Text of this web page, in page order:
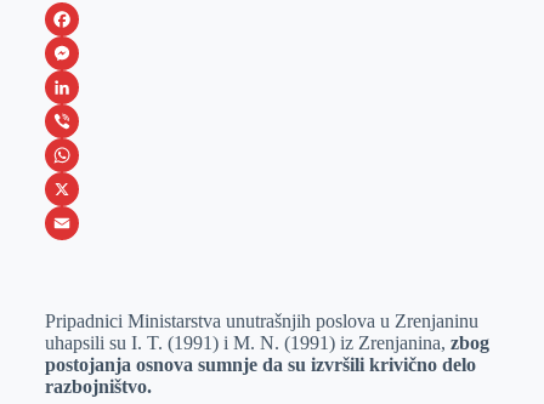
F
a
c
e
b
o
M
e
s
s
e
e
r
L
i
n
k
I
n
V
i
b
W
h
s
A
p
X
a
i
l
Pripadnici Ministarstva unutrašnjih poslova u Zrenjaninu
uhapsili su I. T. (1991) i M. N. (1991) iz Zrenjanina, zbog
postojanja osnova sumnje da su izvršili krivično delo
razbojništvo.